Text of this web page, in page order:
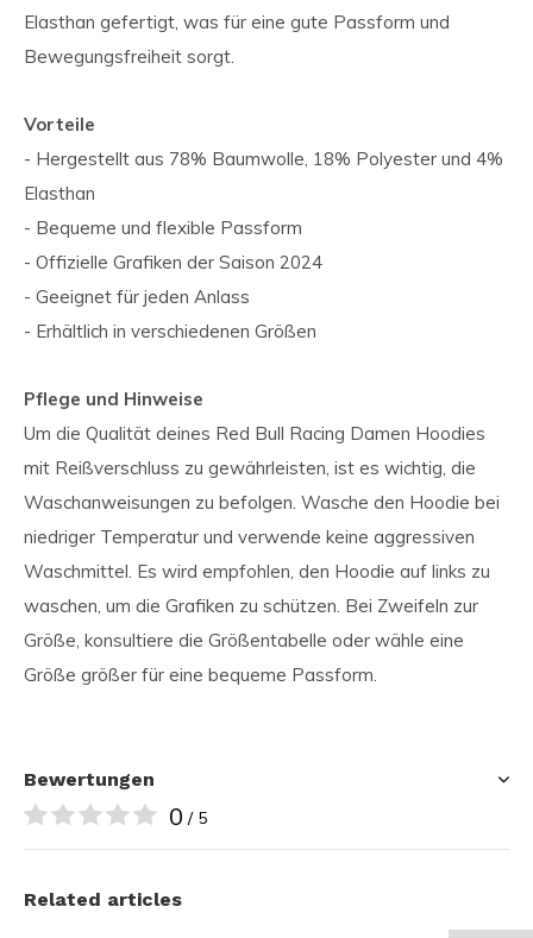
Elasthan gefertigt, was für eine gute Passform und
Bewegungsfreiheit sorgt.
Vorteile
- Hergestellt aus 78% Baumwolle, 18% Polyester und 4%
Elasthan
- Bequeme und flexible Passform
- Offizielle Grafiken der Saison 2024
- Geeignet für jeden Anlass
- Erhältlich in verschiedenen Größen
Pflege und Hinweise
Um die Qualität deines Red Bull Racing Damen Hoodies
mit Reißverschluss zu gewährleisten, ist es wichtig, die
Waschanweisungen zu befolgen. Wasche den Hoodie bei
niedriger Temperatur und verwende keine aggressiven
Waschmittel. Es wird empfohlen, den Hoodie auf links zu
waschen, um die Grafiken zu schützen. Bei Zweifeln zur
Größe, konsultiere die Größentabelle oder wähle eine
Größe größer für eine bequeme Passform.
Bewertungen
0 / 5
Related articles